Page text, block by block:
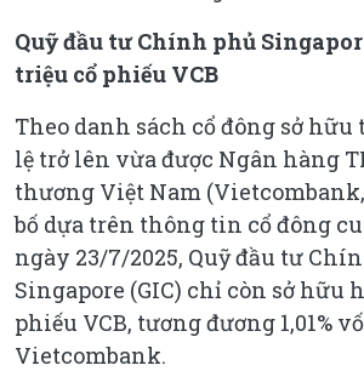
Quỹ đầu tư Chính phủ
triệu cổ phiếu VCB
Theo danh sách cổ đông sở hữu
lệ trở lên vừa được Ngân hàng
thương Việt Nam
bố dựa trên thông tin cổ đông
ngày 23/7/2025, Quỹ đầu tư
Singapore (GIC) chỉ còn sở hữu
phiếu VCB, tương đương 1,01%
Vietcombank.